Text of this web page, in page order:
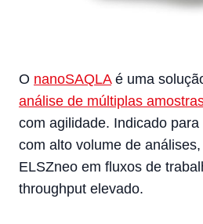
O nanoSAQLAé uma
análise de múltiplas
com agilidade. Indicado
com alto volume de
ELSZneo em fluxos de
throughput elevado.